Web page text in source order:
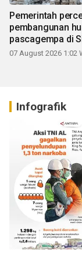
Pemerintah
pembangunan
pascagempa di
07 August 2026 1:02
Infografik